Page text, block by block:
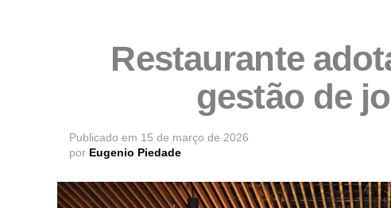
Restaurante
gestão de
Publicado em 15 de março de 2026
por Eugenio Piedade